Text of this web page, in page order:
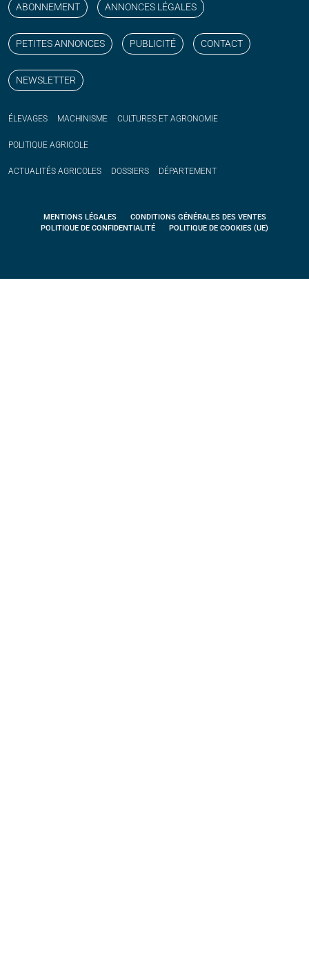
ABONNEMENT ANNONCES LÉGALES
PETITES ANNONCES PUBLICITÉ CONTACT
NEWSLETTER
ÉLEVAGES MACHINISME CULTURES ET AGRONOMIE
POLITIQUE AGRICOLE
ACTUALITÉS AGRICOLES DOSSIERS DÉPARTEMENT
MENTIONS LÉGALES
CONDITIONS GÉNÉRALES DES VENTES
POLITIQUE DE CONFIDENTIALITÉ
POLITIQUE DE COOKIES (UE)